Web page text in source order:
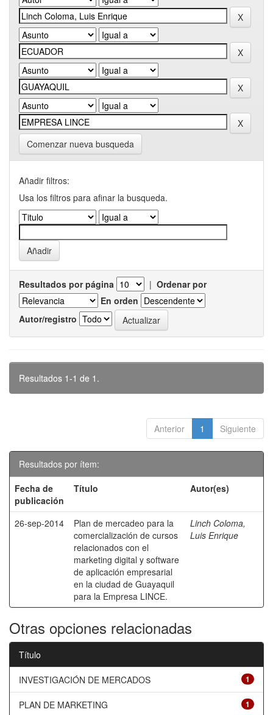
Comenzar nueva busqueda
Añadir filtros:
Usa los filtros para afinar la busqueda.
Resultados por página | Ordenar por
En orden
Autor/registro
Resultados 1-1 de 1.
Anterior 1 Siguiente
Resultados por ítem:
Fecha de
publicación
Título Autor(es)
26-sep-2014
Plan de mercadeo para la
comercialización de cursos
relacionados con el
marketing digital y software
de aplicación empresarial
en la ciudad de Guayaquil
para la Empresa LINCE.
Linch Coloma,
Luis Enrique
Otras opciones relacionadas
Título
1
INVESTIGACIÓN DE MERCADOS
1
PLAN DE MARKETING